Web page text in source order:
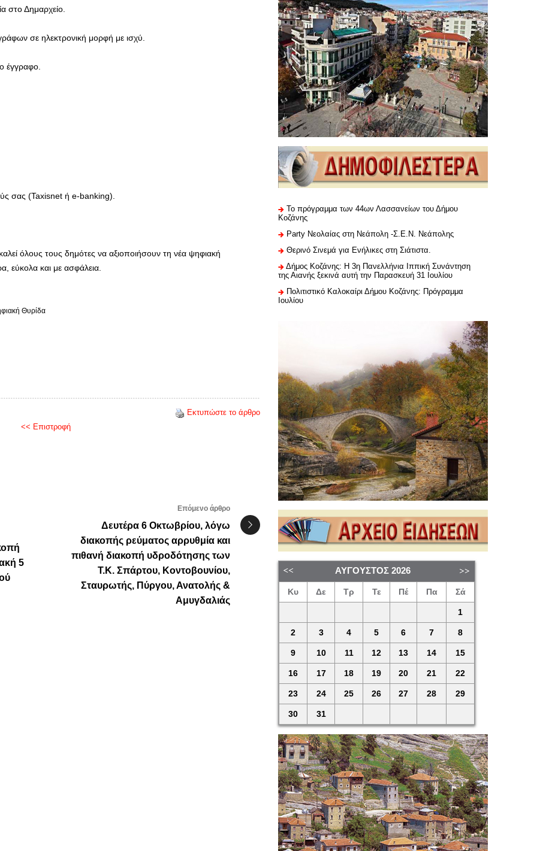
στο Δημαρχείο.
σε ηλεκτρονική μορφή με ισχύ.
έγγραφο.
σας (Taxisnet ή e-banking).
όλους τους δημότες να αξιοποιήσουν τη νέα ψηφιακή
εύκολα και με ασφάλεια.
Θυρίδα
Εκτυπώστε το άρθρο
<< Επιστροφή
5
Επόμενο άρθρο
Δευτέρα 6 Οκτωβρίου, λόγω
διακοπής ρεύματος αρρυθμία και
πιθανή διακοπή υδροδότησης των
Τ.Κ. Σπάρτου, Κοντοβουνίου,
Σταυρωτής, Πύργου, Ανατολής &
Αμυγδαλιάς
Το πρόγραμμα των 44ων Λασσανείων του Δήμου
Κοζάνης
Party Νεολαίας στη Νεάπολη -Σ.Ε.Ν. Νεάπολης
Θερινό Σινεμά για Ενήλικες στη Σιάτιστα.
Δήμος Κοζάνης: Η 3η Πανελλήνια Ιππική Συνάντηση
της Αιανής ξεκινά αυτή την Παρασκευή 31 Ιουλίου
Πολιτιστικό Καλοκαίρι Δήμου Κοζάνης: Πρόγραμμα
Ιουλίου
ΑΎΓΟΥΣΤΟΣ 2026
Κυ Δε Τρ Τε Πέ Πα Σά
1
2 3 4 5 6 7 8
9 10 11 12 13 14 15
16 17 18 19 20 21 22
23 24 25 26 27 28 29
30 31